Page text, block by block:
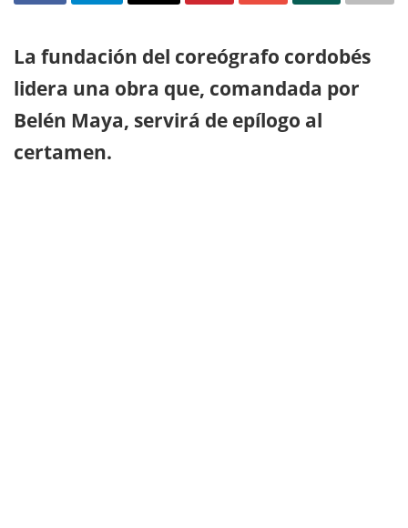
La fundación del coreógrafo cordobés
lidera una obra que, comandada por
Belén Maya, servirá de epílogo al
certamen.